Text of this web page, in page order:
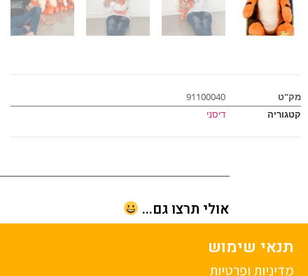
מק"ט
91100040
קטגוריה
דיסני
אולי תרצו גם...
תנאי שימוש
מדיניות ופרטיות